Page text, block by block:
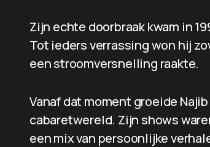
Zijn echte doorbraak kwam in
Tot ieders verrassing won hij
een stroomversnelling raakte.
Vanaf dat moment groeide
cabaretwereld. Zijn shows
een mix van persoonlijke